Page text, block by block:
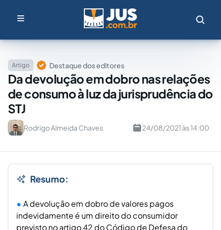
Artigo Destaque dos editores
Da devolução em dobro nas relações
de consumo à luz da jurisprudência do
STJ
Rodrigo Almeida Chaves 24/08/2021 às 14:00
Resumo:
A devolução em dobro de valores pagos
indevidamente é um direito do consumidor
previsto no artigo 42 do Código de Defesa do